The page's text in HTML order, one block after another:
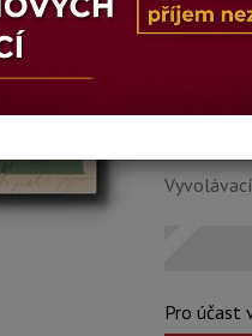
Konec
Pro účast